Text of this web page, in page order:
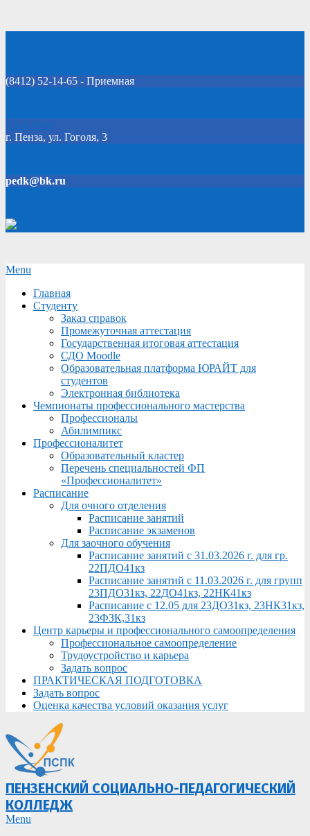
(8412) 52-14-65 - Приемная
Click Here
г. Пенза, ул. Гоголя, 3
pedk@bk.ru
Secondary
Menu
Menu
Главная
Студенту
Заказ справок
Промежуточная аттестация
Государственная итоговая аттестация
СДО Moodle
Образовательная платформа ЮРАЙТ для
студентов
Электронная библиотека
Чемпионаты профессионального мастерства
Профессионалы
Абилимпикс
Профессионалитет
Образовательный кластер
Перечень специальностей ФП
«Профессионалитет»
Расписание
Для очного отделения
Расписание занятий
Расписание экзаменов
Для заочного обучения
Расписание занятий с 31.03.2026 г. для гр.
22ПДО41кз
Расписание занятий с 11.03.2026 г. для групп
23ПДО31кз, 22ДО41кз, 22НК41кз
Расписание с 12.05 для 23ДО31кз, 23НК31кз,
23ФЗК,31кз
Центр карьеры и профессионального самоопределения
Профессиональное самоопределение
Трудоустройство и карьера
Задать вопрос
ПРАКТИЧЕСКАЯ ПОДГОТОВКА
Задать вопрос
Оценка качества условий оказания услуг
ПЕНЗЕНСКИЙ СОЦИАЛЬНО-ПЕДАГОГИЧЕСКИЙ
КОЛЛЕДЖ
Primary
Menu